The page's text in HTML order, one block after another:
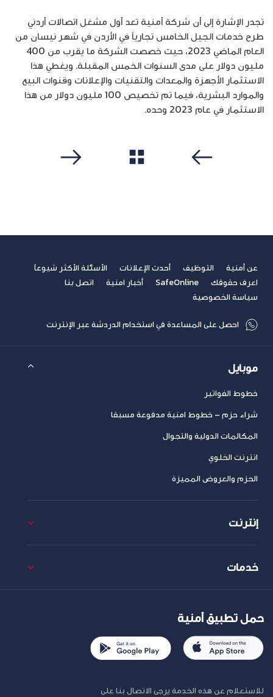
تجدر الإشارة إلى أن شركة أمنية تعد أول مشغل اتصالات أردني
طرح خدمات الجيل الخامس تجارياً في الأردن في شهر نيسان من
العام الماضي 2023، حيث خصصت الشركة ما يقرب من 400
مليون دولار على مدى السنوات الخمس المقبلة. ويغطي هذا
الاستثمار الأجهزة والمعدات والتقنيات والإعلانات وقنوات البيع
والموارد البشرية، فيما تم تخصيص 100 مليون دولار من هذا
الاستثمار في عام 2023 وحده.
عن أمنية التوظيف أحدث الإعلانات
الأسئلة الأكثر شيوعاً
اعرف حقوقك
SafeOnline أخبار امنية
اتصل بنا
سياسة الخصوصية
احصل على المساعدة في استخدام الدردشة عبر الإنترنت
موبايل
خطوط الفواتير
شراء حزم – خطوط امنية مدفوعة مسبقا
المكالمات الدولية والتجوال
انترنت الخلوي
الحزم والعروض المميزة
إنترنت
خدمات
حمل تطبيق أمنية
للاستعلام عن هذه الخدمة يرجى الاتصال بنا على